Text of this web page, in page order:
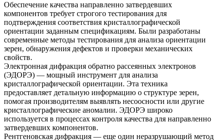
Обеспечение качества направленно затвердевших
компонентов требует строгого тестирования для
подтверждения соответствия кристаллографической
ориентации заданным спецификациям. Были разработаны
современные методы тестирования для анализа ориентации
зерен, обнаружения дефектов и проверки механических
свойств.
Электронная дифракция обратно рассеянных электронов
(ЭДОРЭ) — мощный инструмент для анализа
кристаллографической ориентации. Эта техника
предоставляет детальную информацию о структуре зерен,
помогая производителям выявлять несоосности или другие
кристаллографические аномалии. ЭДОРЭ широко
используется в процессах контроля качества для направленно
затвердевших компонентов.
Рентгеновская дифракция — еще один неразрушающий метод